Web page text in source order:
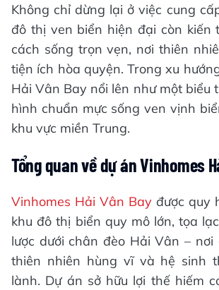
Không chỉ dừng lại ở việc cung
đô thị ven biển hiện đại còn kiến
cách sống trọn vẹn, nơi thiên
tiện ích hòa quyện. Trong xu
Hải Vân Bay nổi lên như một biểu
hình chuẩn mực sống ven vịnh
khu vực miền Trung.
Tổng quan về dự án Vinhomes
Vinhomes Hải Vân Bay được quy
khu đô thị biển quy mô lớn, tọa
lược dưới chân đèo Hải Vân – nơi
thiên nhiên hùng vĩ và hệ sinh
lành. Dự án sở hữu lợi thế hiếm